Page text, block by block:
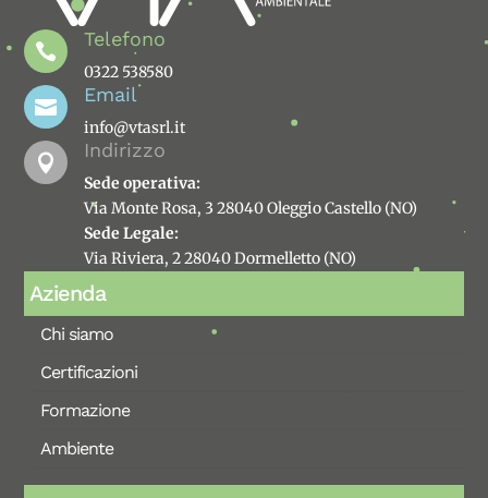

Telefono
0322 538580

Email
info@vtasrl.it

Indirizzo
Sede operativa:
Via Monte Rosa, 3 28040 Oleggio Castello (NO)
Sede Legale:
Via Riviera, 2 28040 Dormelletto (NO)
Azienda
Chi siamo
Certificazioni
Formazione
Ambiente